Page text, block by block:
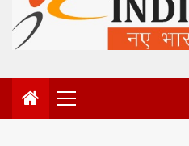
Primary
Menu